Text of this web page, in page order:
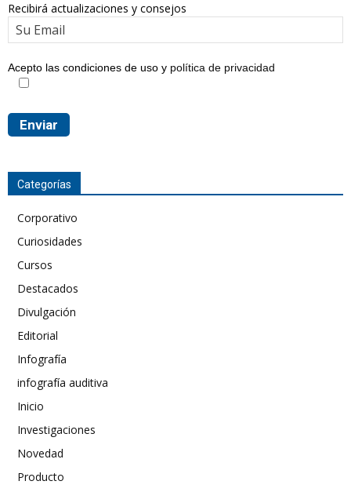
Recibirá actualizaciones y consejos
Acepto las condiciones de uso y política de privacidad
Categorías
Corporativo
Curiosidades
Cursos
Destacados
Divulgación
Editorial
Infografía
infografía auditiva
Inicio
Investigaciones
Novedad
Producto